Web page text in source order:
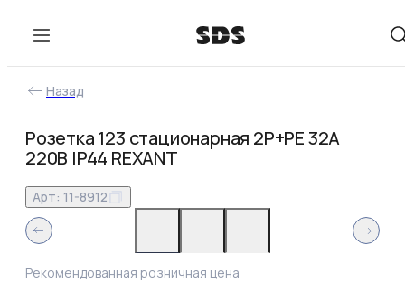
Назад
Розетка 123 стационарная 2Р+РЕ 32А
220В IP44 REXANT
Арт: 11-8912
Рекомендованная розничная цена